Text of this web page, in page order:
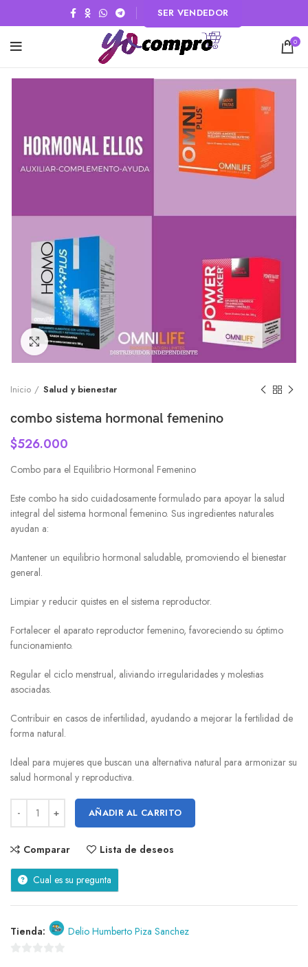
SER VENDEDOR
0
Click to enlarge
Inicio Salud y bienestar
combo sistema hormonal femenino
$526.000
Combo para el Equilibrio Hormonal Femenino
Este combo ha sido cuidadosamente formulado para apoyar la salud
integral del sistema hormonal femenino. Sus ingredientes naturales
ayudan a:
Mantener un equilibrio hormonal saludable, promoviendo el bienestar
general.
Limpiar y reducir quistes en el sistema reproductor.
Fortalecer el aparato reproductor femenino, favoreciendo su óptimo
funcionamiento.
Regular el ciclo menstrual, aliviando irregularidades y molestias
asociadas.
Contribuir en casos de infertilidad, ayudando a mejorar la fertilidad de
forma natural.
Ideal para mujeres que buscan una alternativa natural para armonizar su
salud hormonal y reproductiva.
AÑADIR AL CARRITO
Comparar Lista de deseos
Cual es su pregunta
Tienda: Delio Humberto Piza Sanchez